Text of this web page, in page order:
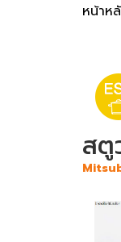
หน้าห
สตู